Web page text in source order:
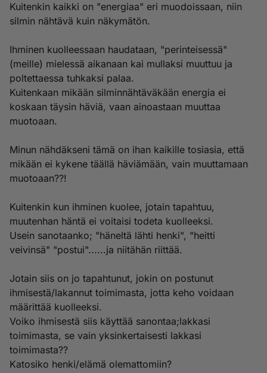
Kuitenkin kaikki on "energiaa" eri muodoissaan, niin
silmin nähtävä kuin näkymätön.
Ihminen kuolleessaan haudataan, "perinteisessä"
(meille) mielessä aikanaan kai mullaksi muuttuu ja
poltettaessa tuhkaksi palaa.
Kuitenkaan mikään silminnähtäväkään energia ei
koskaan täysin häviä, vaan ainoastaan muuttaa
muotoaan.
Minun nähdäkseni tämä on ihan kaikille tosiasia, että
mikään ei kykene täällä häviämään, vain muuttamaan
muotoaan??!
Kuitenkin kun ihminen kuolee, jotain tapahtuu,
muutenhan häntä ei voitaisi todeta kuolleeksi.
Usein sanotaanko; "häneltä lähti henki", "heitti
veivinsä" "postui"......ja niitähän riittää.
Jotain siis on jo tapahtunut, jokin on postunut
ihmisestä/lakannut toimimasta, jotta keho voidaan
määrittää kuolleeksi.
Voiko ihmisestä siis käyttää sanontaa;lakkasi
toimimasta, se vain yksinkertaisesti lakkasi
toimimasta??
Katosiko henki/elämä olemattomiin?